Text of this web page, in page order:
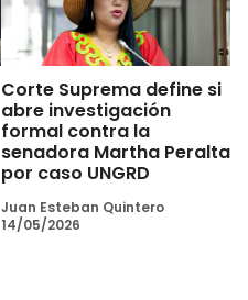
Corte Suprema define si
abre investigación
formal contra la
senadora Martha Peralta
por caso UNGRD
Juan Esteban Quintero
14/05/2026